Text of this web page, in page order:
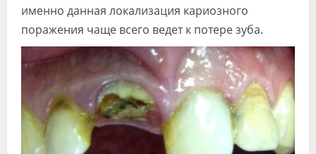
именно данная локализация кариозного
поражения чаще всего ведет к потере зуба.